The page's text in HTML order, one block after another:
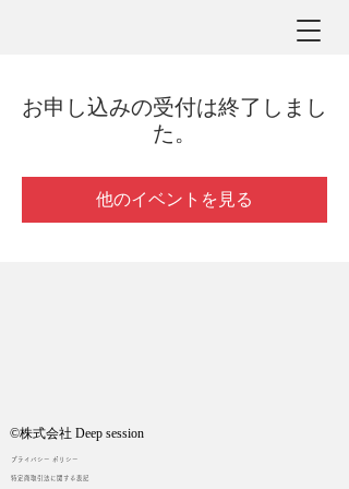
お申し込みの受付は終了しまし
た。
他のイベントを見る
©︎株式会社 Deep session
プライバシー ポリシー
特定商取引法に関する表記